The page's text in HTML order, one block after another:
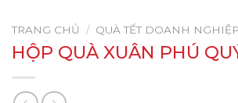
TRANG CHỦ / QUÀ TẾT DOANH NGHIỆP
HỘP QUÀ XUÂN PHÚ